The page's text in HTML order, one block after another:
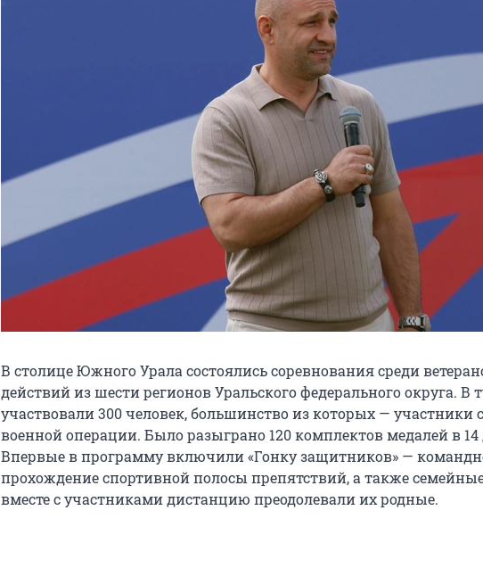
В столице Южного Урала состоялись соревнования среди
действий из шести регионов Уральского федерального округа. В
участвовали 300 человек, большинство из которых — участники
военной операции. Было разыграно 120 комплектов медалей в
Впервые в программу включили «Гонку защитников» —
прохождение спортивной полосы препятствий, а также
вместе с участниками дистанцию преодолевали их родные.